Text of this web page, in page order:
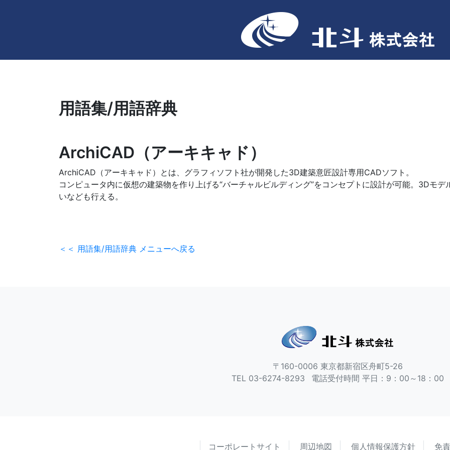
用語集/用語辞典
ArchiCAD（アーキキャド）
ArchiCAD（アーキキャド）とは、グラフィソフト社が開発した3D建築意匠設計専用CADソフト。
コンピュータ内に仮想の建築物を作り上げる“バーチャルビルディング”をコンセプトに設計が可能。3Dモ
いなども行える。
＜＜ 用語集/用語辞典 メニューへ戻る
〒160-0006 東京都新宿区舟町5-26
TEL 03-6274-8293
電話受付時間 平日：9：00～18：00
コーポレートサイト 周辺地図 個人情報保護方針 免